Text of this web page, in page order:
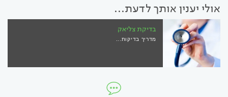
אולי יענין אותך לדעת...
בדיקת צליאק
מדריך בדיקות...